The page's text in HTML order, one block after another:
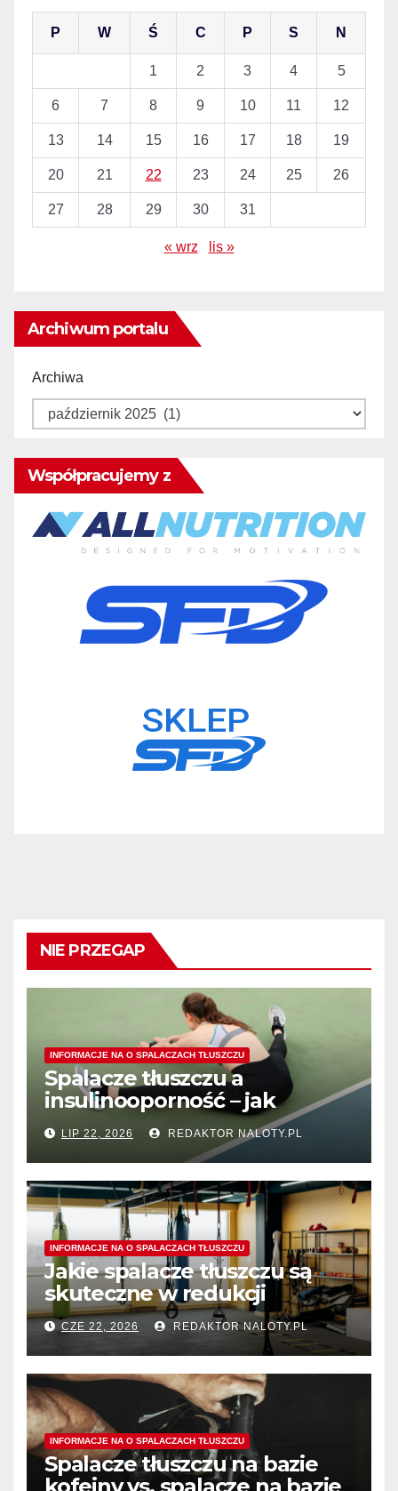
P W Ś C P S N
1 2 3 4 5
6 7 8 9 10 11 12
13 14 15 16 17 18 19
20 21 22 23 24 25 26
27 28 29 30 31
« wrz lis »
Archiwum portalu
Archiwa
Współpracujemy z
NIE PRZEGAP
INFORMACJE NA O SPALACZACH TŁUSZCZU
Spalacze tłuszczu a
insulinooporność – jak
wspomagają procesy
spalania tłuszczu?
LIP 22, 2026 REDAKTOR NALOTY.PL
INFORMACJE NA O SPALACZACH TŁUSZCZU
Jakie spalacze tłuszczu są
skuteczne w redukcji
tłuszczu z okolic ud?
CZE 22, 2026 REDAKTOR NALOTY.PL
INFORMACJE NA O SPALACZACH TŁUSZCZU
Spalacze tłuszczu na bazie